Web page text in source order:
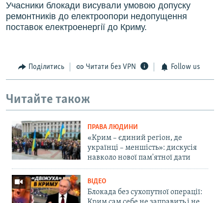
Учасники блокади висували умовою допуску
ремонтників до електроопори недопущення
поставок електроенергії до Криму.
Поділитись Читати без VPN Follow us
Читайте також
ПРАВА ЛЮДИНИ
«Крим – єдиний регіон, де
українці – меншість»: дискусія
навколо нової пам'ятної дати
ВІДЕО
Блокада без сухопутної операції: